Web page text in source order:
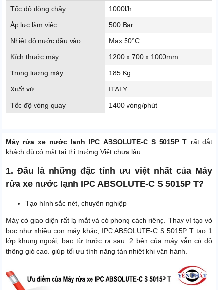
Tốc độ dòng chảy 1000l/h
Áp lực làm việc 500 Bar
Nhiệt độ nước đầu vào Max 50°C
Kích thước máy 1200 x 700 x 1000mm
Trọng lượng máy 185 Kg
Xuất xứ ITALY
Tốc độ vòng quay 1400 vòng/phút
Máy rửa xe nước lạnh IPC ABSOLUTE-C S 5015P T rất đắt
khách dù có mặt tại thị trường Việt chưa lâu.
1. Đâu là những đặc tính ưu việt nhất của Máy
rửa xe nước lạnh IPC ABSOLUTE-C S 5015P T?
Tạo hình sắc nét, chuyên nghiệp
Máy có giao diện rất lạ mắt và có phong cách riêng. Thay vì tạo vỏ
bọc như nhiều con máy khác, IPC ABSOLUTE-C S 5015P T tạo 1
lớp khung ngoài, bao từ trước ra sau. 2 bên của máy vẫn có độ
thông gió cao, giúp tối ưu tính năng tản nhiệt khi vận hành.